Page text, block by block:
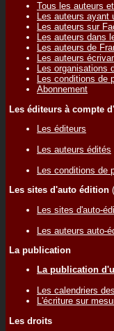
Tous les auteurs
Les auteurs ayant
Les auteurs sur
Les auteurs dans
Les auteurs de
Les auteurs
Les organisations
Les conditions de
Abonnement
Les éditeurs à compte
Les éditeurs
Les auteurs édités
Les conditions de
Les sites d'auto édition
Les sites d'auto-
Les auteurs auto-
La publication
La publication
Les calendriers
L'écriture sur
Les droits